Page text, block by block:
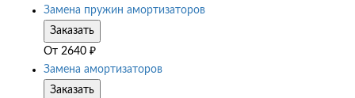
Замена пружин амортизаторов
Заказать
От 2640 ₽
Замена амортизаторов
Заказать